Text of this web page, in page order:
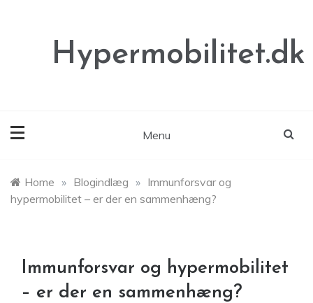
Hypermobilitet.dk
Menu
Home » Blogindlæg » Immunforsvar og
hypermobilitet – er der en sammenhæng?
Immunforsvar og hypermobilitet
– er der en sammenhæng?